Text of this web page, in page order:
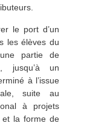
le port d’un
les élèves du
partie de
jusqu’à un
à l’issue
suite au
à projets
et la forme de